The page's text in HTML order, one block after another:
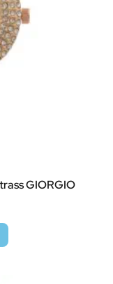
GIORGIO